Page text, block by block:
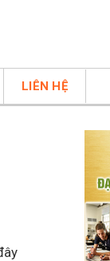
LIÊN HỆ